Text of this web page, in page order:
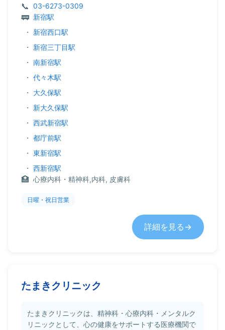
03-6273-0309
新宿駅
・ 新宿西口駅
・ 新宿三丁目駅
・ 南新宿駅
・ 代々木駅
・ 大久保駅
・ 新大久保駅
・ 西武新宿駅
・ 都庁前駅
・ 東新宿駅
・ 西新宿駅
心療内科・精神科,内科, 皮膚科
日曜・祝日営業
詳細を見る
たまきクリニック
たまきクリニックは、精神科・心療内科・メンタルク
リニックとして、心の健康をサポートする医療機関で